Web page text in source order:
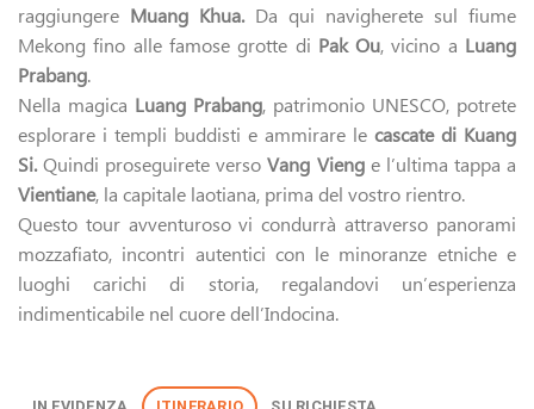
raggiungere Muang Khua.Da qui navigherete sul fiume
Mekong fino alle famose grotte di Pak Ou, vicino a Luang
Prabang.
Nella magica Luang Prabang, patrimonio UNESCO, potrete
esplorare i templi buddisti e ammirare le cascate di Kuang
Si.Quindi proseguirete versoVang Vienge l’ultima tappa a
Vientiane, la capitale laotiana, prima del vostro rientro.
Questo tour avventuroso vi condurrà attraverso panorami
mozzafiato, incontri autentici con le minoranze etniche e
luoghi carichi di storia, regalandovi un’esperienza
indimenticabile nel cuore dell’Indocina.